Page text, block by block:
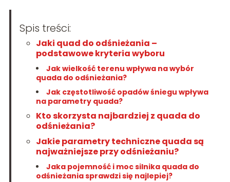
Spis treści:
Jaki quad do odśnieżania –
podstawowe kryteria wyboru
Jak wielkość terenu wpływa na wybór
quada do odśnieżania?
Jak częstotliwość opadów śniegu wpływa
na parametry quada?
Kto skorzysta najbardziej z quada do
odśnieżania?
Jakie parametry techniczne quada są
najważniejsze przy odśnieżaniu?
Jaka pojemność i moc silnika quada do
odśnieżania sprawdzi się najlepiej?